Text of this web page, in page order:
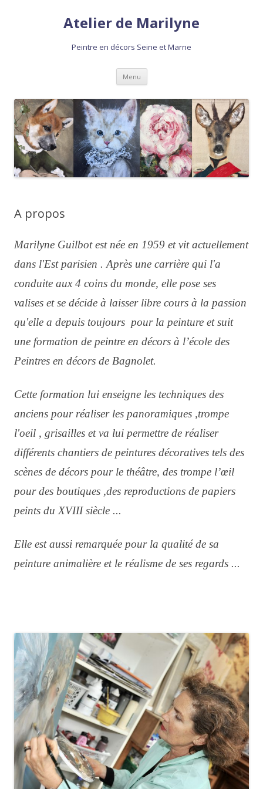
Atelier de Marilyne
Peintre en décors Seine et Marne
Menu Aller
contenu
A propos
Marilyne Guilbot est née en 1959 et vit actuellement
dans l'Est parisien . Après une carrière qui l'a
conduite aux 4 coins du monde, elle pose ses
valises et se décide à laisser libre cours à la passion
qu'elle a depuis toujours pour la peinture et suit
une formation de peintre en décors à l’école des
Peintres en décors de Bagnolet.
Cette formation lui enseigne les techniques des
anciens pour réaliser les panoramiques ,trompe
l'oeil , grisailles et va lui permettre de réaliser
différents chantiers de peintures décoratives tels des
scènes de décors pour le théâtre, des trompe l’œil
pour des boutiques ,des reproductions de papiers
peints du XVIII siècle ...
Elle est aussi remarquée pour la qualité de sa
peinture animalière et le réalisme de ses regards ...